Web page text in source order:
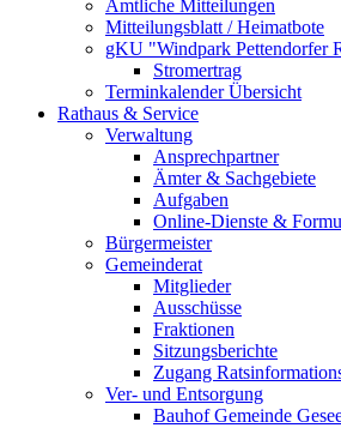
Amtliche Mitteilungen
Mitteilungsblatt / Heimatbote
gKU "Windpark Pettendorfer
Stromertrag
Terminkalender Übersicht
Rathaus & Service
Verwaltung
Ansprechpartner
Ämter & Sachgebiete
Aufgaben
Online-Dienste &
Bürgermeister
Gemeinderat
Mitglieder
Ausschüsse
Fraktionen
Sitzungsberichte
Zugang
Ver- und Entsorgung
Bauhof Gemeinde